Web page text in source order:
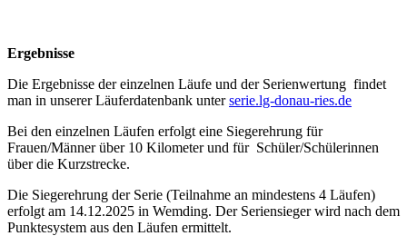
Ergebnisse
Die Ergebnisse der einzelnen Läufe und der Serienwertung findet
man in unserer Läuferdatenbank unterserie.lg-donau-ries.de
Bei den einzelnen Läufen erfolgt eine Siegerehrung für
Frauen/Männer über 10 Kilometer und für Schüler/Schülerinnen
über die Kurzstrecke.
Die Siegerehrung der Serie (Teilnahme an mindestens 4 Läufen)
erfolgt am 14.12.2025 in Wemding. Der Seriensieger wird nach dem
Punktesystem aus den Läufen ermittelt.